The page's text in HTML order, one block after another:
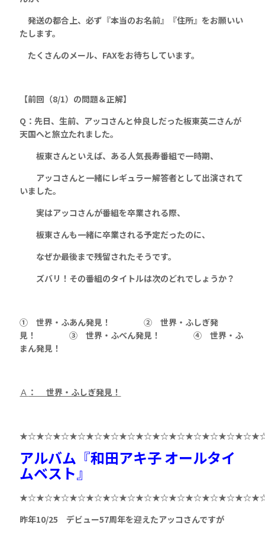
発送の都合上、必ず『本当のお名前』『住所』をお願いい
たします。
たくさんのメール、FAXをお待ちしています。
【前回（8/1）の問題＆正解】
Q：先日、生前、 アッコさんと仲良しだった板東英二さんが
天国へと旅立たれました。
板東さんといえば、ある人気長寿番組で一時期、
アッコさんと一緒にレギュラー解答者として出演されて
いました。
実はアッコさんが番組を卒業される際、
板東さんも一緒に卒業される予定だったのに、
なぜか最後まで残留されたそうです。
ズバリ！その番組のタイトルは次のどれでしょうか？
① 世界・ふあん発見！ ② 世界・ふしぎ発
見！③ 世界・ふべん発見！ ④ 世界・ふ
まん発見！
Ａ ： 世界・ふしぎ発見！
アルバム 『和田アキ子 オールタイ
ムベスト』
昨年10/25 デビュー57周年を迎えたアッコさんですが